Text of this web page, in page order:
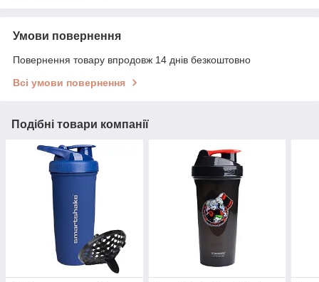
Умови повернення
Повернення товару впродовж 14 днів безкоштовно
Всі умови повернення
Подібні товари компанії